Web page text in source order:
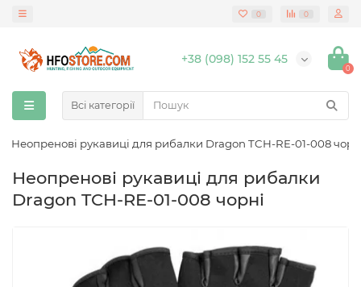
0 0
+38 (098) 152 55 45
0
Всі категорії
Неопренові рукавиці для рибалки Dragon TCH-RE-01-008
Неопренові рукавиці для рибалки
Dragon TCH-RE-01-008 чорні